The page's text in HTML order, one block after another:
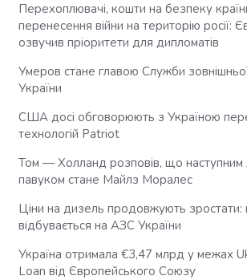
Перехоплювачі, кошти на безпеку
перенесення війни на територію росії:
озвучив пріоритети для дипломатів
Умеров стане главою Служби
України
США досі обговорюють з Україною
технологій Patriot
Том — Холланд розповів, що
павуком стане Майлз Моралес
Ціни на дизель продовжують
відбувається на АЗС України
Україна отримала €3,47 млрд у межах
Loan від Європейського Союзу